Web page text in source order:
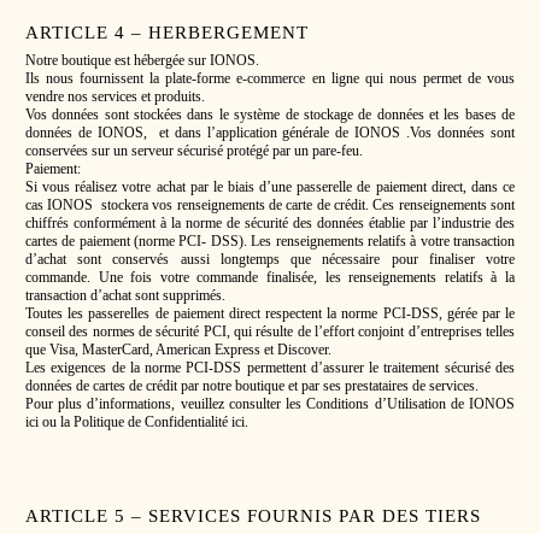
ARTICLE 4 – HERBERGEMENT
Notre boutique est hébergée sur IONOS.
Ils nous fournissent la plate-forme e-commerce en ligne qui nous permet de vous
vendre nos services et produits.
Vos données sont stockées dans le système de stockage de données et les bases de
données de IONOS, et dans l’application générale de IONOS .Vos données sont
conservées sur un serveur sécurisé protégé par un pare-feu.
Paiement:
Si vous réalisez votre achat par le biais d’une passerelle de paiement direct, dans ce
cas IONOS stockera vos renseignements de carte de crédit. Ces renseignements sont
chiffrés conformément à la norme de sécurité des données établie par l’industrie des
cartes de paiement (norme PCI- DSS). Les renseignements relatifs à votre transaction
d’achat sont conservés aussi longtemps que nécessaire pour finaliser votre
commande. Une fois votre commande finalisée, les renseignements relatifs à la
transaction d’achat sont supprimés.
Toutes les passerelles de paiement direct respectent la norme PCI-DSS, gérée par le
conseil des normes de sécurité PCI, qui résulte de l’effort conjoint d’entreprises telles
que Visa, MasterCard, American Express et Discover.
Les exigences de la norme PCI-DSS permettent d’assurer le traitement sécurisé des
données de cartes de crédit par notre boutique et par ses prestataires de services.
Pour plus d’informations, veuillez consulter les Conditions d’Utilisation de IONOS
ici ou la Politique de Confidentialité ici.
ARTICLE 5 – SERVICES FOURNIS PAR DES TIERS